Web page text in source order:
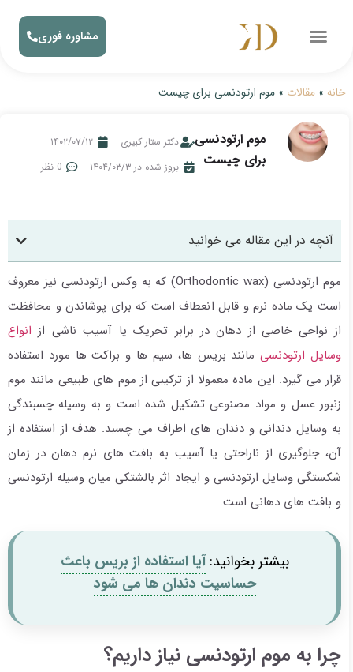
مشاوره فوری
خانه » مقالات » موم ارتودنسی برای چیست
موم ارتودنسی
برای چیست
دکتر ستار کبیری
۱۴۰۲/۰۷/۱۲
بروز شده در ۱۴۰۴/۰۳/۳
0 نظر
آنچه در این مقاله می خوانید
موم ارتودنسی (Orthodontic wax) که به وکس ارتودنسی نیز معروف
است یک ماده نرم و قابل انعطاف است که برای پوشاندن و محافظت
از نواحی خاصی از دهان در برابر تحریک یا آسیب ناشی از انواع
وسایل ارتودنسیمانند بریس ها، سیم ها و براکت ها مورد استفاده
قرار می گیرد. این ماده معمولا از ترکیبی از موم های طبیعی مانند موم
زنبور عسل و مواد مصنوعی تشکیل شده است و به وسیله چسبندگی
به وسایل دندانی و دندان های اطراف می چسبد. هدف از استفاده از
آن، جلوگیری از ناراحتی یا آسیب به بافت های نرم دهان در زمان
شکستگی وسایل ارتودنسی و ایجاد اثر بالشتکی میان وسیله ارتودنسی
و بافت های دهانی است.
بیشتر بخوانید:آیا استفاده از بریس باعث
حساسیت دندان ها می شود
چرا به موم ارتودنسی نیاز داریم؟